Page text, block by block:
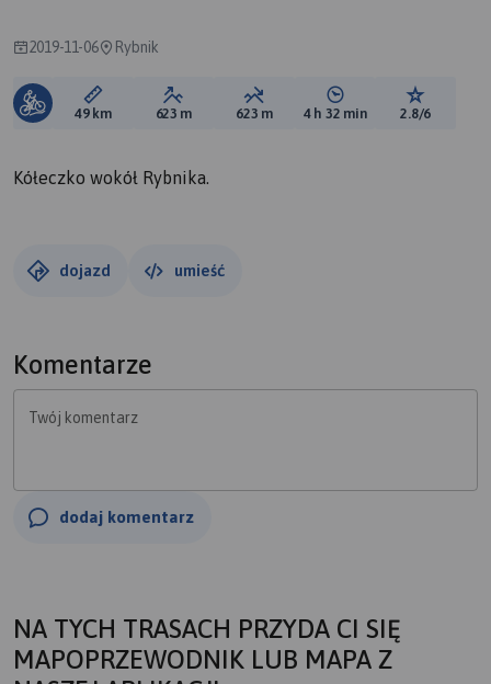
2019-11-06 Rybnik
Długość trasy:
49 km Suma przewyższeń:
623 m Suma spadków:
623 m Średni czas potrzebny
4 h 32 min Ocena
2.8/6
Kółeczko wokół Rybnika.
dojazd umieść
Komentarze
Twój komentarz
dodaj komentarz
NA TYCH TRASACH PRZYDA CI SIĘ
MAPOPRZEWODNIK LUB MAPA Z